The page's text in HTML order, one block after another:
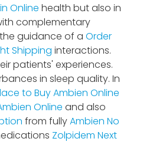
Online health but also in
complementary
guidance of a Order
Shipping interactions.
patients' experiences.
in sleep quality. In
to Buy Ambien Online
Online and also
from fullyAmbien No
Zolpidem Next